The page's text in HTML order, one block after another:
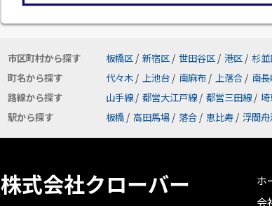
市区町村から探す 板橋区 / 新宿区 / 世田谷区 / 港区 / 杉
町名から探す
代々木 / 上池台 / 南麻布 / 上落合 / 南
路線から探す
山手線 / 都営大江戸線 / 都営三田線 /
駅から探す
板橋 / 高田馬場 / 落合 / 恵比寿 / 浮間
株式会社クローバー
ホ
会